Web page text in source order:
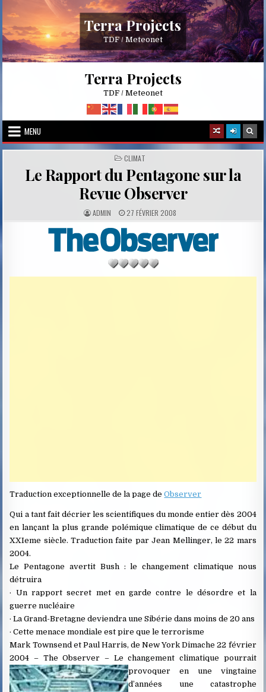
content
Terra Projects
TDF / Meteonet
Terra Projects
TDF / Meteonet
MENU
POSTED
IN
CLIMAT
Le Rapport du Pentagone sur la
Revue Observer
A
U
H
O
R
:
ADMIN P
U
B
L
S
H
E
D
D
27 FÉVRIER 2008
Traduction exceptionnelle de la page deObserver
Qui a tant fait décrier les scientifiques du monde entier dès 2004
en lançant la plus grande polémique climatique de ce début du
XXIeme siècle. Traduction faite par Jean Mellinger, le 22 mars
2004.
Le Pentagone avertit Bush : le changement climatique nous
détruira
· Un rapport secret met en garde contre le désordre et la
guerre nucléaire
· La Grand-Bretagne deviendra une Sibérie dans moins de 20 ans
· Cette menace mondiale est pire que le terrorisme
Mark Townsend et Paul Harris, de New York Dimache 22 février
2004 – The Observer – Le changement climatique pourrait
provoquer en une vingtaine
d’années une catastrophe